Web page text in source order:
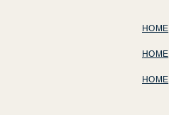
HOME
HOME
HOME